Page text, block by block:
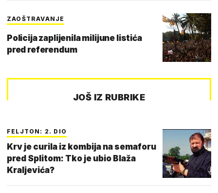
ZAOŠTRAVANJE
Policija zaplijenila milijune listića
pred referendum
JOŠ IZ RUBRIKE
FELJTON: 2. DIO
Krv je curila iz kombija na semaforu
pred Splitom: Tko je ubio Blaža
Kraljevića?